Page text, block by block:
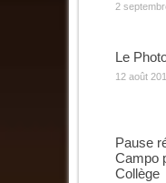
2
Le
12 août
Pause
Campo
Collège